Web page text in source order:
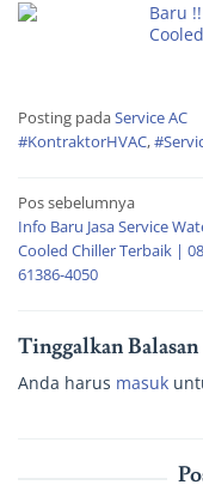
Baru
Posting padaService AC
#KontraktorHVAC,
Pos sebelumnya
Info Baru Jasa Service
Cooled Chiller Terbaik |
61386-4050
Tinggalkan Balasan
Anda harus masuk